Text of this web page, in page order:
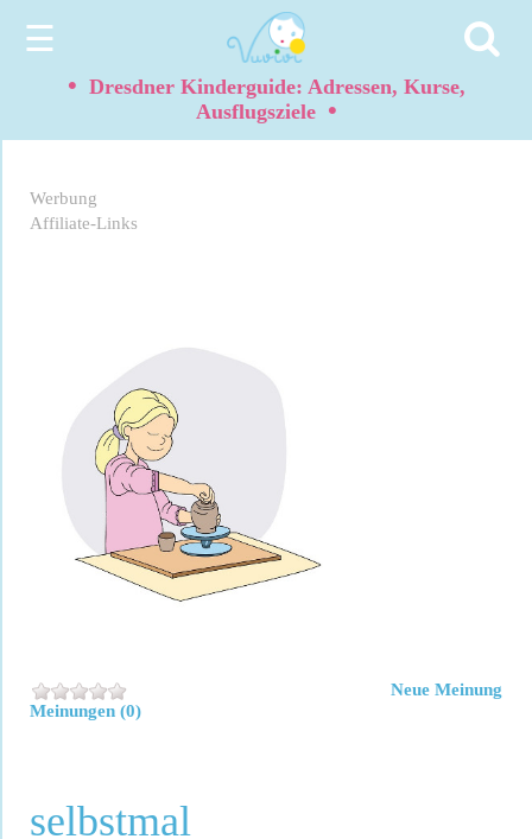
☰
• Dresdner Kinderguide: Adressen, Kurse,
Ausflugsziele •
Werbung
Affiliate-Links
Meinungen (0)
Neue Meinung
selbstmal